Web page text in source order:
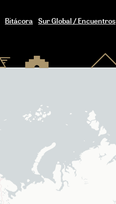
Bitácora Sur Global / Encuentros